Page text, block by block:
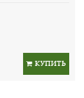
КУПИТЬ